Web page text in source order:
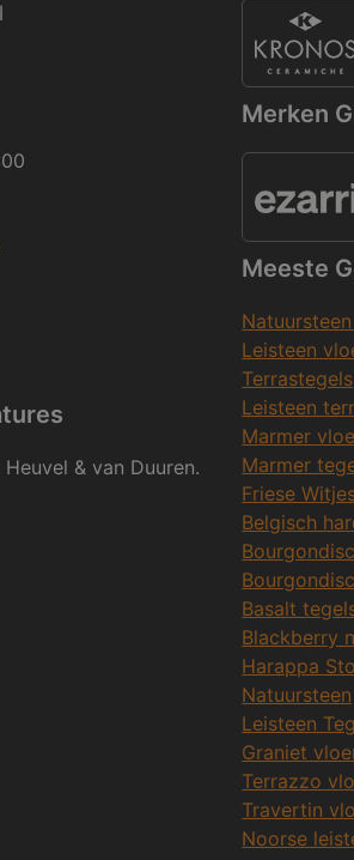
& van Duuren.
Merken
Meeste
Leisteen
Terrastegels
Leisteen
Marmer
Marmer
Friese
Belgisch
Basalt
Blackberry
Harappa
Natuursteen
Leisteen
Graniet
Terrazzo
Travertin
Noorse